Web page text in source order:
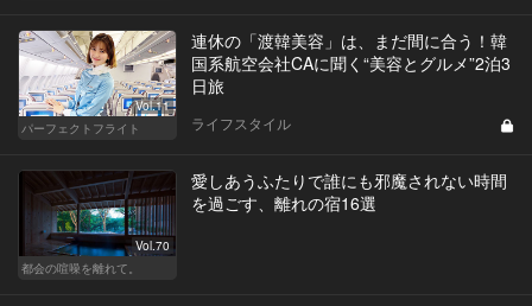
Vol.11
パーフェクトフライト
連休の「渡韓美容」は、まだ間に合う！韓
国系航空会社CAに聞く“美容とグルメ”2泊3
日旅
ライフスタイル
Vol.70
都会の喧噪を離れて。
愛しあうふたりで誰にも邪魔されない時間
を過ごす、離れの宿16選